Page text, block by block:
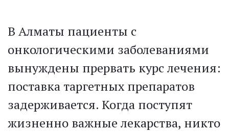
В Алматы пациенты с
онкологическими заболеваниями
вынуждены прервать курс лечения:
поставка таргетных препаратов
задерживается. Когда поступят
жизненно важные лекарства, никто